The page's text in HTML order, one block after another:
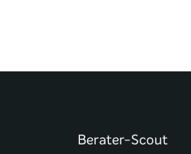
Berater-Scout